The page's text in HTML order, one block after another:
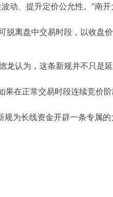
动、提升定价公允性。”南
脱离盘中交易时段，以收盘
龙认为，这条新规并不只是
在正常交易时段连续竞价
规为长线资金开辟一条专属